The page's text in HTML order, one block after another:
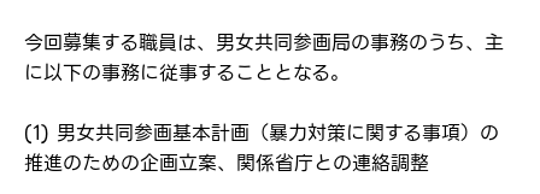
今回募集する職員は、男女共同参画局の事務のうち、主
に以下の事務に従事することとなる。
(1) 男女共同参画基本計画（暴力対策に関する事項）の
推進のための企画立案、関係省庁との連絡調整